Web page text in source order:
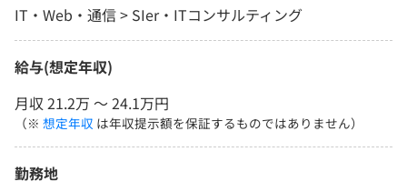
IT・Web・通信 > SIer・ITコンサルティング
給与(想定年収)
月収 21.2万 〜 24.1万円
（※ 想定年収 は年収提示額を保証するものではありません）
勤務地